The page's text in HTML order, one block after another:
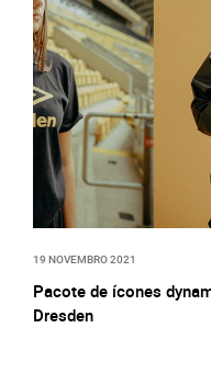
19 NOVEMBRO 2021
Pacote de ícones
Dresden